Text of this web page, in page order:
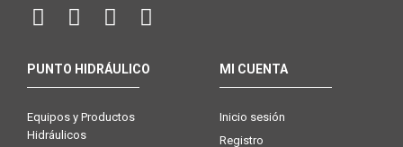
PUNTO HIDRÁULICO
Equipos y Productos
Hidráulicos
MI CUENTA
Inicio sesión
Registro